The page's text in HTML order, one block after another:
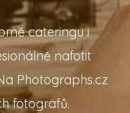
cateringu i
nafotit
Photographs.cz
fotografů.